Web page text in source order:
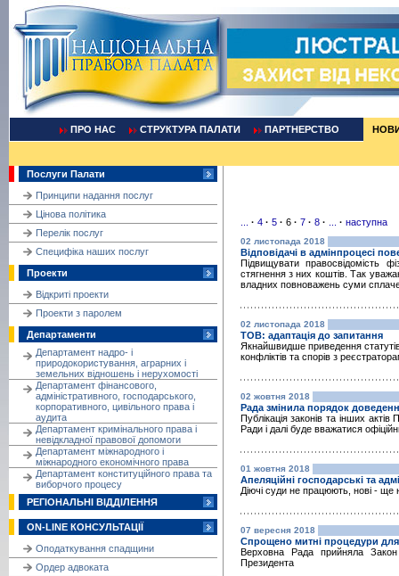
ПРО НАС СТРУКТУРА ПАЛАТИ ПАРТНЕРСТВО
Послуги Палати
Принципи надання послуг
Цінова політика
Перелік послуг
Cпецифіка наших послуг
Проекти
Відкриті проекти
Проекти з паролем
Департаменти
Департамент надро- і
природокористування, аграрних і
земельних відношень і нерухомості
Департамент фінансового,
адміністративного, господарського,
корпоративного, цивільного права і
аудита
Департамент кримінального права і
невідкладної правової допомоги
Департамент міжнародного і
міжнародного економічного права
Департамент конституційного права та
виборчого процесу
РЕГІОНАЛЬНІ ВІДДІЛЕННЯ
ON-LINE КОНСУЛЬТАЦІЇ
Оподаткування спадщини
Ордер адвоката
· 4 · 5 · 6 · 7 · 8 · · наступна
02 листопада 2018
Відповідачі в адмінпроцесі
Підвищувати правосвідомість
стягнення з них коштів. Так
владних повноважень суми
02 листопада 2018
ТОВ: адаптація до запитання
Якнайшвидше приведення
конфліктів та спорів з
02 жовтня 2018
Рада змінила порядок
Публікація законів та інших
Ради і далі буде вважатися
01 жовтня 2018
Апеляційні господарські та
Діючі суди не працюють, нові - ще
07 вересня 2018
Спрощено митні процедури для
Верховна Рада прийняла
Президента